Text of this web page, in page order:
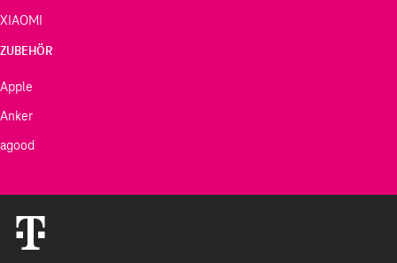
XIAOMI
ZUBEHÖR
Apple
Anker
agood